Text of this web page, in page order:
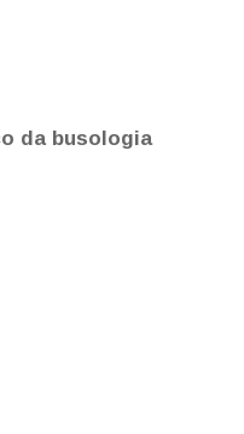
da busologia